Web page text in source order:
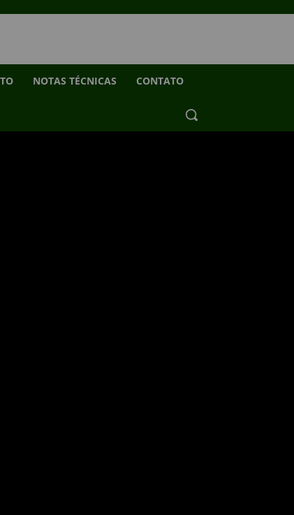
NOTAS TÉCNICAS CONTATO